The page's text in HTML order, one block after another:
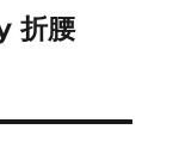
折腰